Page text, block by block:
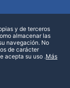
y de terceros
almacenar las
navegación. No
de carácter
acepta su uso .Más